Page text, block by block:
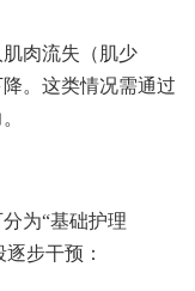
肉流失（肌少
。这类情况需通过
为“基础护理
步干预：